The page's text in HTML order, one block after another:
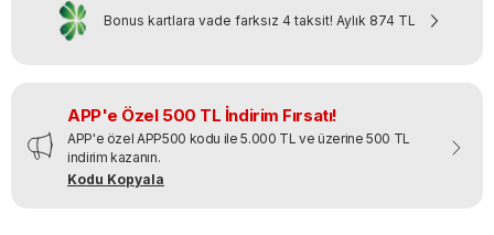
Bonus kartlara vade farksız 4 taksit! Aylık 874 TL
APP'e Özel 500 TL İndirim Fırsatı!
APP'e özel APP500 kodu ile 5.000 TL ve üzerine 500 TL
indirim kazanın.
Kodu Kopyala